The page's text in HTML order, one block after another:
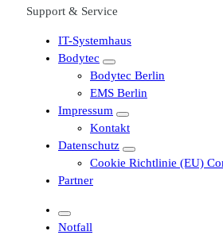
Support & Service
IT-Systemhaus
Bodytec
Bodytec Berlin
EMS Berlin
Impressum
Kontakt
Datenschutz
Cookie Richtlinie (EU)
Partner
Notfall